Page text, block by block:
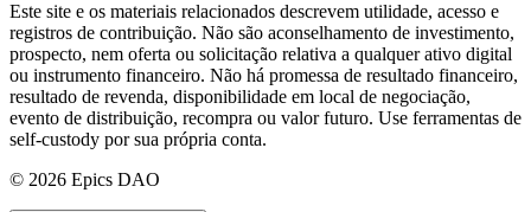
Este site e os materiais relacionados descrevem utilidade, acesso e
registros de contribuição. Não são aconselhamento de investimento,
prospecto, nem oferta ou solicitação relativa a qualquer ativo digital
ou instrumento financeiro. Não há promessa de resultado financeiro,
resultado de revenda, disponibilidade em local de negociação,
evento de distribuição, recompra ou valor futuro. Use ferramentas de
self-custody por sua própria conta.
© 2026 Epics DAO